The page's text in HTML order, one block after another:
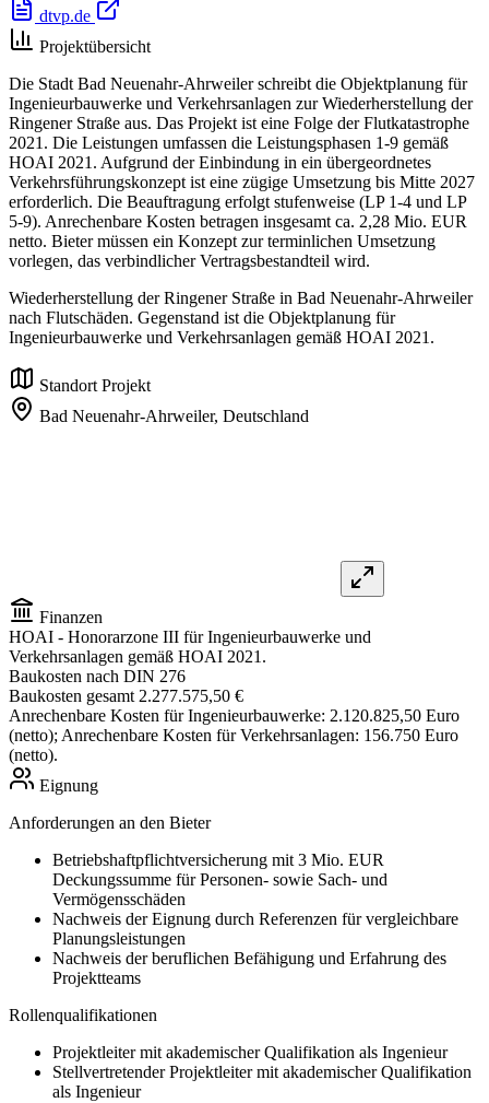
dtvp.de
Projektübersicht
Die Stadt Bad Neuenahr-Ahrweiler schreibt die Objektplanung für
Ingenieurbauwerke und Verkehrsanlagen zur Wiederherstellung der
Ringener Straße aus. Das Projekt ist eine Folge der Flutkatastrophe
2021. Die Leistungen umfassen die Leistungsphasen 1-9 gemäß
HOAI 2021. Aufgrund der Einbindung in ein übergeordnetes
Verkehrsführungskonzept ist eine zügige Umsetzung bis Mitte 2027
erforderlich. Die Beauftragung erfolgt stufenweise (LP 1-4 und LP
5-9). Anrechenbare Kosten betragen insgesamt ca. 2,28 Mio. EUR
netto. Bieter müssen ein Konzept zur terminlichen Umsetzung
vorlegen, das verbindlicher Vertragsbestandteil wird.
Wiederherstellung der Ringener Straße in Bad Neuenahr-Ahrweiler
nach Flutschäden. Gegenstand ist die Objektplanung für
Ingenieurbauwerke und Verkehrsanlagen gemäß HOAI 2021.
Standort Projekt
Bad Neuenahr-Ahrweiler, Deutschland
Finanzen
HOAI - Honorarzone III für Ingenieurbauwerke und
Verkehrsanlagen gemäß HOAI 2021.
Baukosten nach DIN 276
Baukosten gesamt 2.277.575,50 €
Anrechenbare Kosten für Ingenieurbauwerke: 2.120.825,50 Euro
(netto); Anrechenbare Kosten für Verkehrsanlagen: 156.750 Euro
(netto).
Eignung
Anforderungen an den Bieter
Betriebshaftpflichtversicherung mit 3 Mio. EUR
Deckungssumme für Personen- sowie Sach- und
Vermögensschäden
Nachweis der Eignung durch Referenzen für vergleichbare
Planungsleistungen
Nachweis der beruflichen Befähigung und Erfahrung des
Projektteams
Rollenqualifikationen
Projektleiter mit akademischer Qualifikation als Ingenieur
Stellvertretender Projektleiter mit akademischer Qualifikation
als Ingenieur